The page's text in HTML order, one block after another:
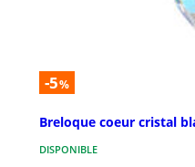
-5%
Breloque coeur cristal
DISPONIBLE